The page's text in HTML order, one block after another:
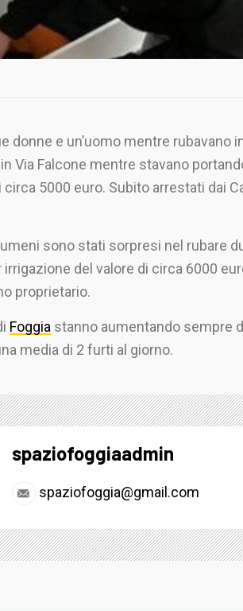
donne e un’uomo mentre rubavano
Via Falcone mentre stavano
5000 euro. Subito arrestati dai
sono stati sorpresi nel rubare
irrigazione del valore di circa 6000
proprietario.
Foggia stanno aumentando sempre
media di 2 furti al giorno.
spaziofoggiaadmin
spaziofoggia@gmail.com